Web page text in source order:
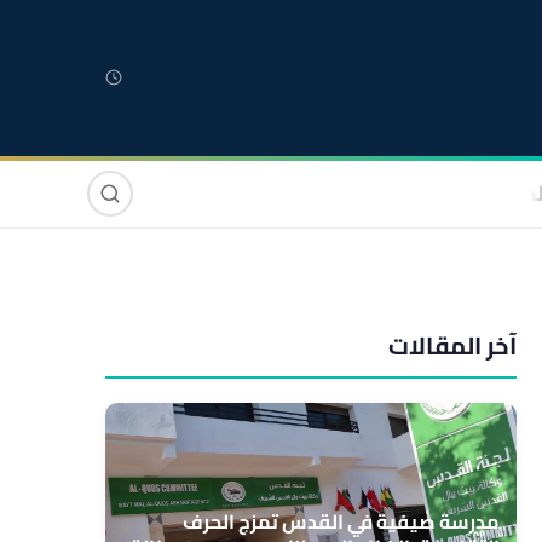
صوت وصورة
آخر المقالات
مدرسة صيفية في القدس تمزج الحرف